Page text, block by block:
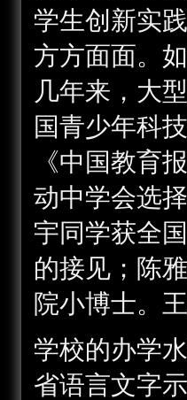
学生创新实
方方面面。
几年来，大
国青少年科
《中国教育
动中学会选
宇同学获全
的接见；陈
院小博士。
学校的办学
省语言文字